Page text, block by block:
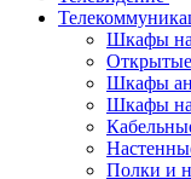
Шкафы
Шкафы
Шкафы
Полки и